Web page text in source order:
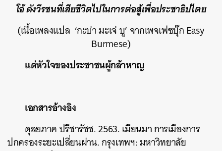
โอ้ ดังวีรชนที่เสียชีวิตไปในการต่อสู้เพื่อประชาธิปไตย
(เนื้อเพลงแปล ‘กะบ่า มะเจ่ บู’ จากเพจเฟซบุ๊ก Easy
Burmese)
แด่หัวใจของประชาชนผู้กล้าหาญ
เอกสารอ้างอิง
ดุลยภาค ปรีชารัชช. 2563. เมียนมา การเมืองการ
ปกครองระยะเปลี่ยนผ่าน. กรุงเทพฯ: มหาวิทยาลัย